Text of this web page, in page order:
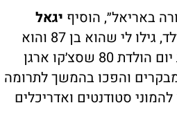
באריאל״, הוסיף יגאל
נגיד האוניברסיטה דברים על התחלת הדרך, "סצ׳קו הוא בעיניי, קודם כל ילד, גילו לי שהוא בן 87 והוא
החל את הקריירה בגיל שבו רוב האנשים יוצאים לפנסיה. הרשימה אותי מסיבת יום הולדת 80 שסצ׳קו ארגן
והפכו בהמשך לתרומה
סטודנטים ואדריכלים